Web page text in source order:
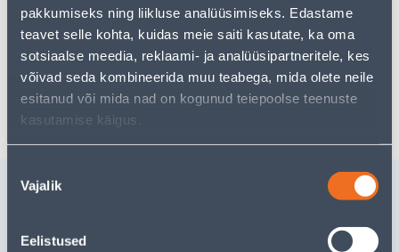
pakkumiseks ning liikluse analüüsimiseks. Edastame
teavet selle kohta, kuidas meie saiti kasutate, ka oma
sotsiaalse meedia, reklaami- ja analüüsipartneritele, kes
võivad seda kombineerida muu teabega, mida olete neile
esitanud või mida nad on kogunud teiepoolse teenuste
kasutamise käigus.
valik
Vajalik
Eelistused
Предполагаемая доставка 3,69 € от 2-5 tööpäeva
Посылочный автомат от 2,29 € с 2-5 tööpäeva
Забрать в магазине, с 08.08.2026
Похожие продукты
100TK